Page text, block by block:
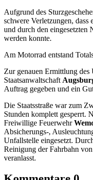
Aufgrund des
schwere Verletzungen, dass
und durch den eingesetzten
werden konnte.
Am Motorrad entstand
Zur genauen Ermittlung
Staatsanwaltschaft
Auftrag gegeben und ein
Die Staatsstraße war zum
Stunden komplett gesperrt.
Freiwillige Feuerwehr
Absicherungs-,
Unfallstelle eingesetzt.
Reinigung der Fahrbahn
veranlasst.